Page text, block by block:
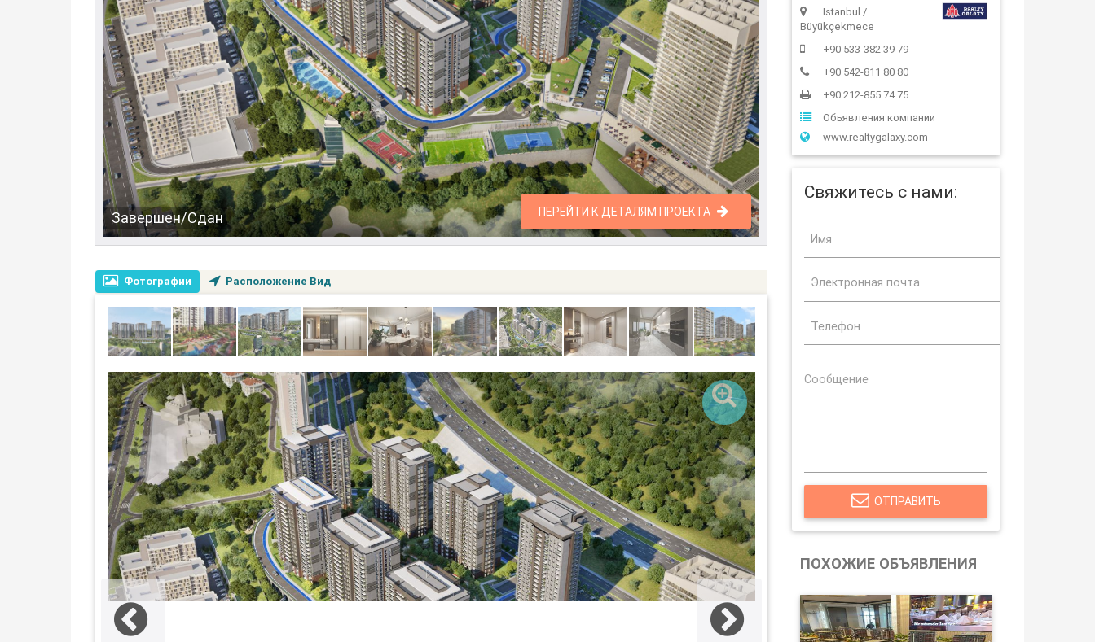
Завершен/Сдан ПЕРЕЙТИ К ДЕТАЛЯМ ПРОЕКТА
Фотографии Расположение Вид
Istanbul /
Büyükçekmece
+90 533-382 39 79
+90 542-811 80 80
+90 212-855 74 75
Объявления компании
www.realtygalaxy.com
Свяжитесь с нами:
ОТПРАВИТЬ
ПОХОЖИЕ ОБЪЯВЛЕНИЯ